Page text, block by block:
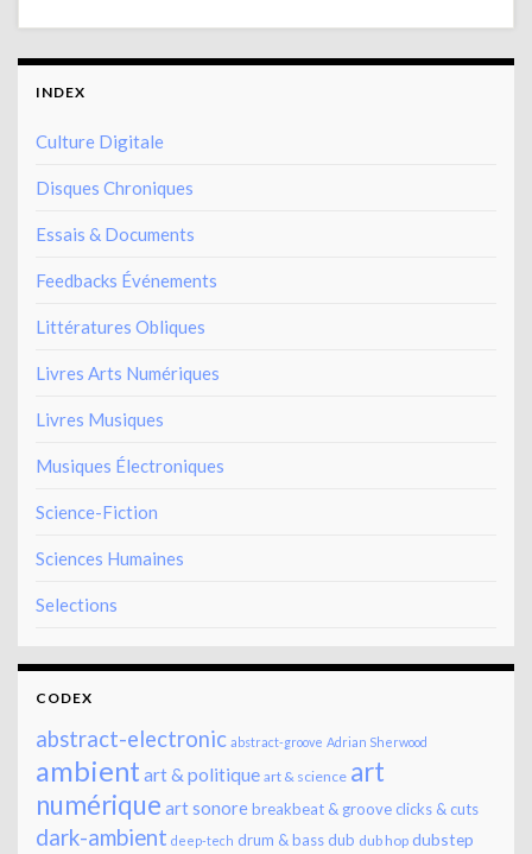
INDEX
Culture Digitale
Disques Chroniques
Essais & Documents
Feedbacks Événements
Littératures Obliques
Livres Arts Numériques
Livres Musiques
Musiques Électroniques
Science-Fiction
Sciences Humaines
Selections
CODEX
abstract-electronic abstract-groove Adrian Sherwood
ambient art & politique art & science art
numérique art sonorebreakbeat & groove clicks & cuts
dark-ambient deep-tech drum & bass dub dub hop dubstep